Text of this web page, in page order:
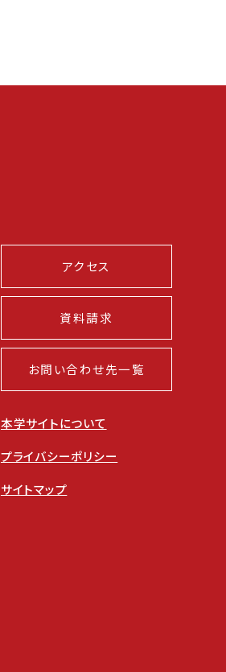
アクセス
資料請求
お問い合わせ先一覧
本学サイトについて
プライバシーポリシー
サイトマップ